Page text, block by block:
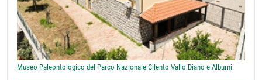
Museo Paleontologico del Parco Nazionale Cilento Vallo Diano e Alburni